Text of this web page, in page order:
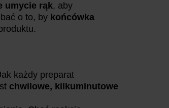
umycie rąk, aby
o to, by końcówka
każdy preparat
chwilowe, kilkuminutowe